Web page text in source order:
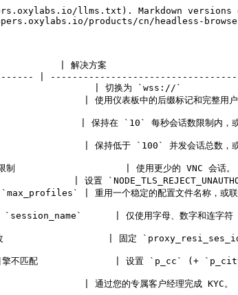
llms.txt). Markdown versions
products/cn/headless-
| 解决方案
|
` 协议                   | 切换为
| 使用仪表板中的后缀标记和完整用户名
| 保持在 `10` 每秒会话数限制内，
制                   | 保持低于 `100` 并发会话总数
VNC 最大限制                    | 使用更
| 重用一个稳定的配置文件名称，或联系
`session_name`      | 仅使用字母、数字和连
| 固定 `proxy_resi_ses_id` +
配              | 设置 `p_cc` (+ `p_city`），请
| 通过您的专属客户经理